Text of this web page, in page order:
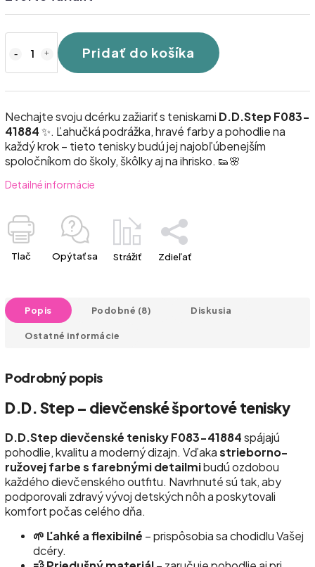
Pridať do košíka
Nechajte svoju dcérku zažiariť s teniskami D.D.Step F083-
41884✨. Ľahučká podrážka, hravé farby a pohodlie na
každý krok – tieto tenisky budú jej najobľúbenejším
spoločníkom do školy, škôlky aj na ihrisko. 👟🌸
Detailné informácie
Tlač Opýtať sa Strážiť Zdieľať
Popis Podobné (8) Diskusia
Ostatné informácie
Podrobný popis
D.D. Step – dievčenské športové tenisky
D.D.Step dievčenské tenisky F083-41884spájajú
pohodlie, kvalitu a moderný dizajn. Vďakastrieborno-
ružovej farbe s farebnými detailmibudú ozdobou
každého dievčenského outfitu. Navrhnuté sú tak, aby
podporovali zdravý vývoj detských nôh a poskytovali
komfort počas celého dňa.
🌱 Ľahké a flexibilné – prispôsobia sa chodidlu Vašej
dcéry.